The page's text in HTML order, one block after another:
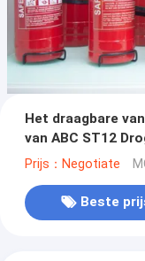
Het draagbare
van ABC ST12
Brandafschaffing
Prijs：Negotiate
Beste